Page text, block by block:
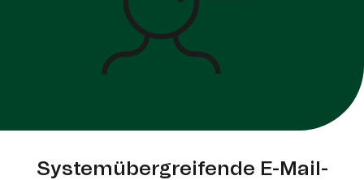
Systemübergreifende E-Mail-